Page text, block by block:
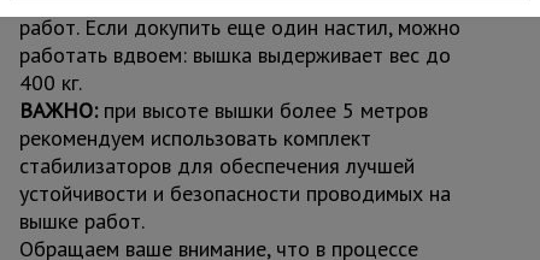
работ. Если докупить еще один настил, можно
работать вдвоем: вышка выдерживает вес до
400 кг.
ВАЖНО:при высоте вышки более 5 метров
рекомендуем использовать комплект
стабилизаторов для обеспечения лучшей
устойчивости и безопасности проводимых на
вышке работ.
Обращаем ваше внимание, что в процессе